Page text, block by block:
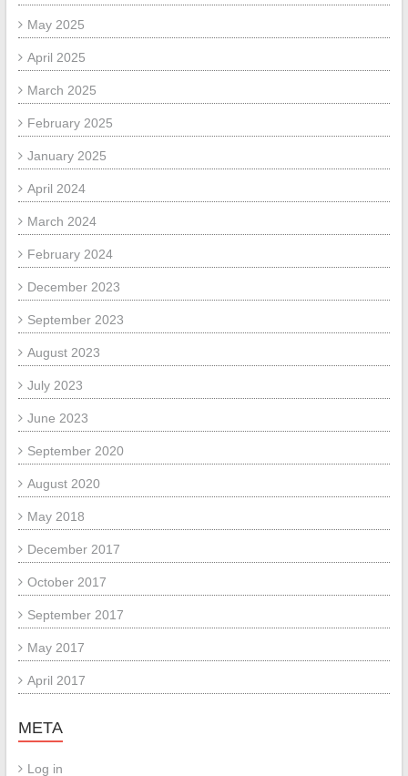
May 2025
April 2025
March 2025
February 2025
January 2025
April 2024
March 2024
February 2024
December 2023
September 2023
August 2023
July 2023
June 2023
September 2020
August 2020
May 2018
December 2017
October 2017
September 2017
May 2017
April 2017
META
Log in